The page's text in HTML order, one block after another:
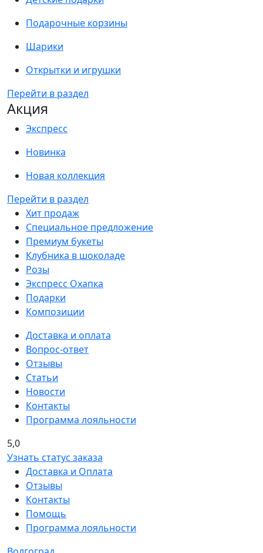
Подарочные корзины
Шарики
Открытки и игрушки
Перейти в раздел
Акция
Экспресс
Новинка
Новая коллекция
Перейти в раздел
Хит продаж
Специальное предложение
Премиум букеты
Клубника в шоколаде
Розы
Экспресс Охапка
Подарки
Композиции
Доставка и оплата
Вопрос-ответ
Отзывы
Статьи
Новости
Контакты
Программа лояльности
5,0
Узнать статус заказа
Доставка и Оплата
Отзывы
Контакты
Помощь
Программа лояльности